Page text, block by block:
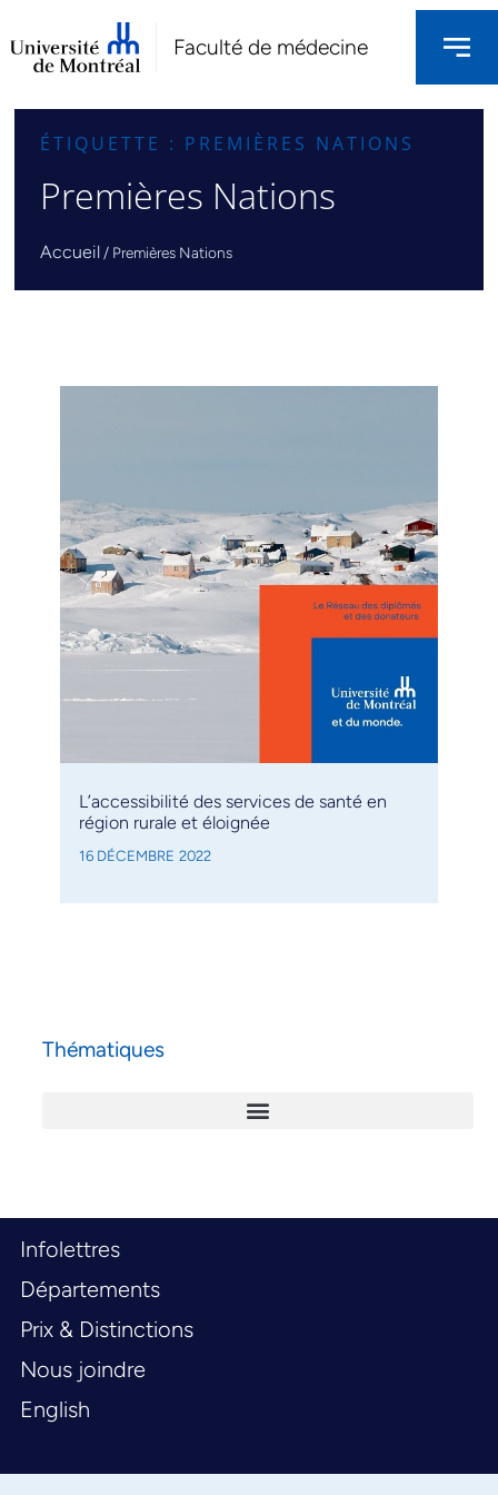
Faculté de médecine
ÉTIQUETTE : PREMIÈRES NATIONS
Premières Nations
Accueil / Premières Nations
L’accessibilité des services de santé en
région rurale et éloignée
16 DÉCEMBRE 2022
Thématiques
Infolettres
Départements
Prix & Distinctions
Nous joindre
English